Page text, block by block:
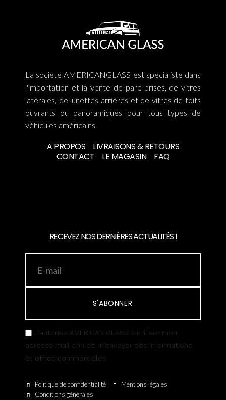
La société AMERICANGLASS est spécialiste dans
l'importation et la vente de pare-brises, de vitres
latérales, de lunettes arrières et de vitres de toits
ouvrants ou panoramiques pour tous types de
véhicules américains.
A PROPOS
LIVRAISONS & RETOURS
CONTACT
LE MAGASIN FAQ
RECEVEZ NOS DERNIÈRES ACTUALITÉS !
S'ABONNER
J’autorise AMERICAN GLASS à utiliser mon
adresse mail afin de m’envoyer des informations
et offres commerciales
Politique de confidentialité
Mentions légales
Conditions générales